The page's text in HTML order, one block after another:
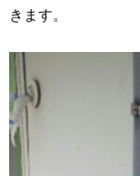
きます。